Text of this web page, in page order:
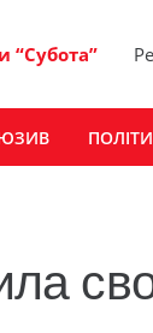
“Субота”